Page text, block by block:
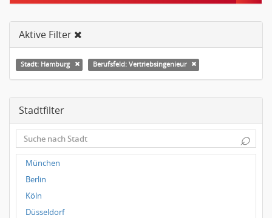
Aktive Filter
Stadt: Hamburg Berufsfeld: Vertriebsingenieur
Stadtfilter
⌕
München
Berlin
Köln
Düsseldorf